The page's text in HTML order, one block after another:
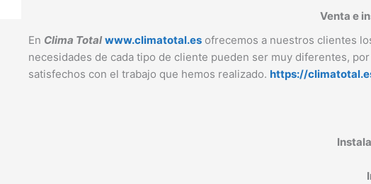
Venta e
En Clima Total www.climatotal.es ofrecemos a nuestros clientes
necesidades de cada tipo de cliente pueden ser muy diferentes,
satisfechos con el trabajo que hemos realizado. https://